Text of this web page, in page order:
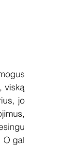
viską
jo
O gal